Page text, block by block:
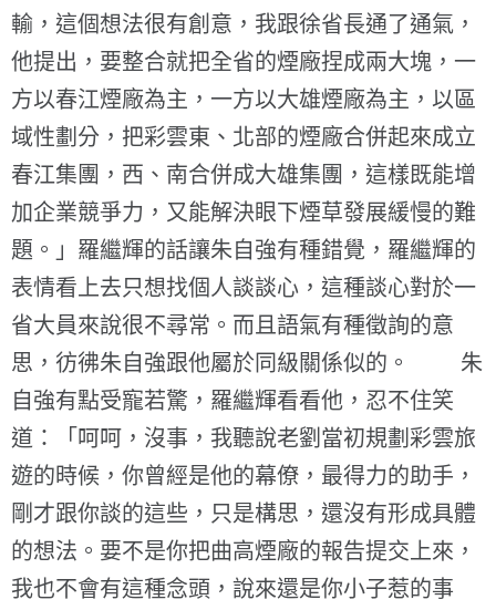
輸，這個想法很有創意，我跟徐省長通了通氣，
他提出，要整合就把全省的煙廠捏成兩大塊，一
方以春江煙廠為主，一方以大雄煙廠為主，以區
域性劃分，把彩雲東、北部的煙廠合併起來成立
春江集團，西、南合併成大雄集團，這樣既能增
加企業競爭力，又能解決眼下煙草發展緩慢的難
題。」羅繼輝的話讓朱自強有種錯覺，羅繼輝的
表情看上去只想找個人談談心，這種談心對於一
省大員來說很不尋常。而且語氣有種徵詢的意
思，彷彿朱自強跟他屬於同級關係似的。 朱
自強有點受寵若驚，羅繼輝看看他，忍不住笑
道：「呵呵，沒事，我聽說老劉當初規劃彩雲旅
遊的時候，你曾經是他的幕僚，最得力的助手，
剛才跟你談的這些，只是構思，還沒有形成具體
的想法。要不是你把曲高煙廠的報告提交上來，
我也不會有這種念頭，說來還是你小子惹的事